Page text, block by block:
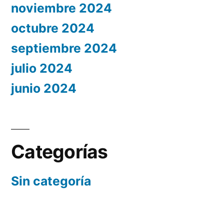
noviembre 2024
octubre 2024
septiembre 2024
julio 2024
junio 2024
Categorías
Sin categoría